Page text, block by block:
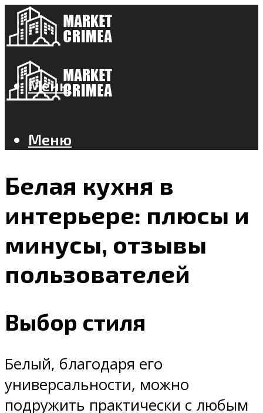
Меню
Меню
Белая кухня в
интерьере: плюсы и
минусы, отзывы
пользователей
Выбор стиля
Белый, благодаря его
универсальности, можно
подружить практически с любым